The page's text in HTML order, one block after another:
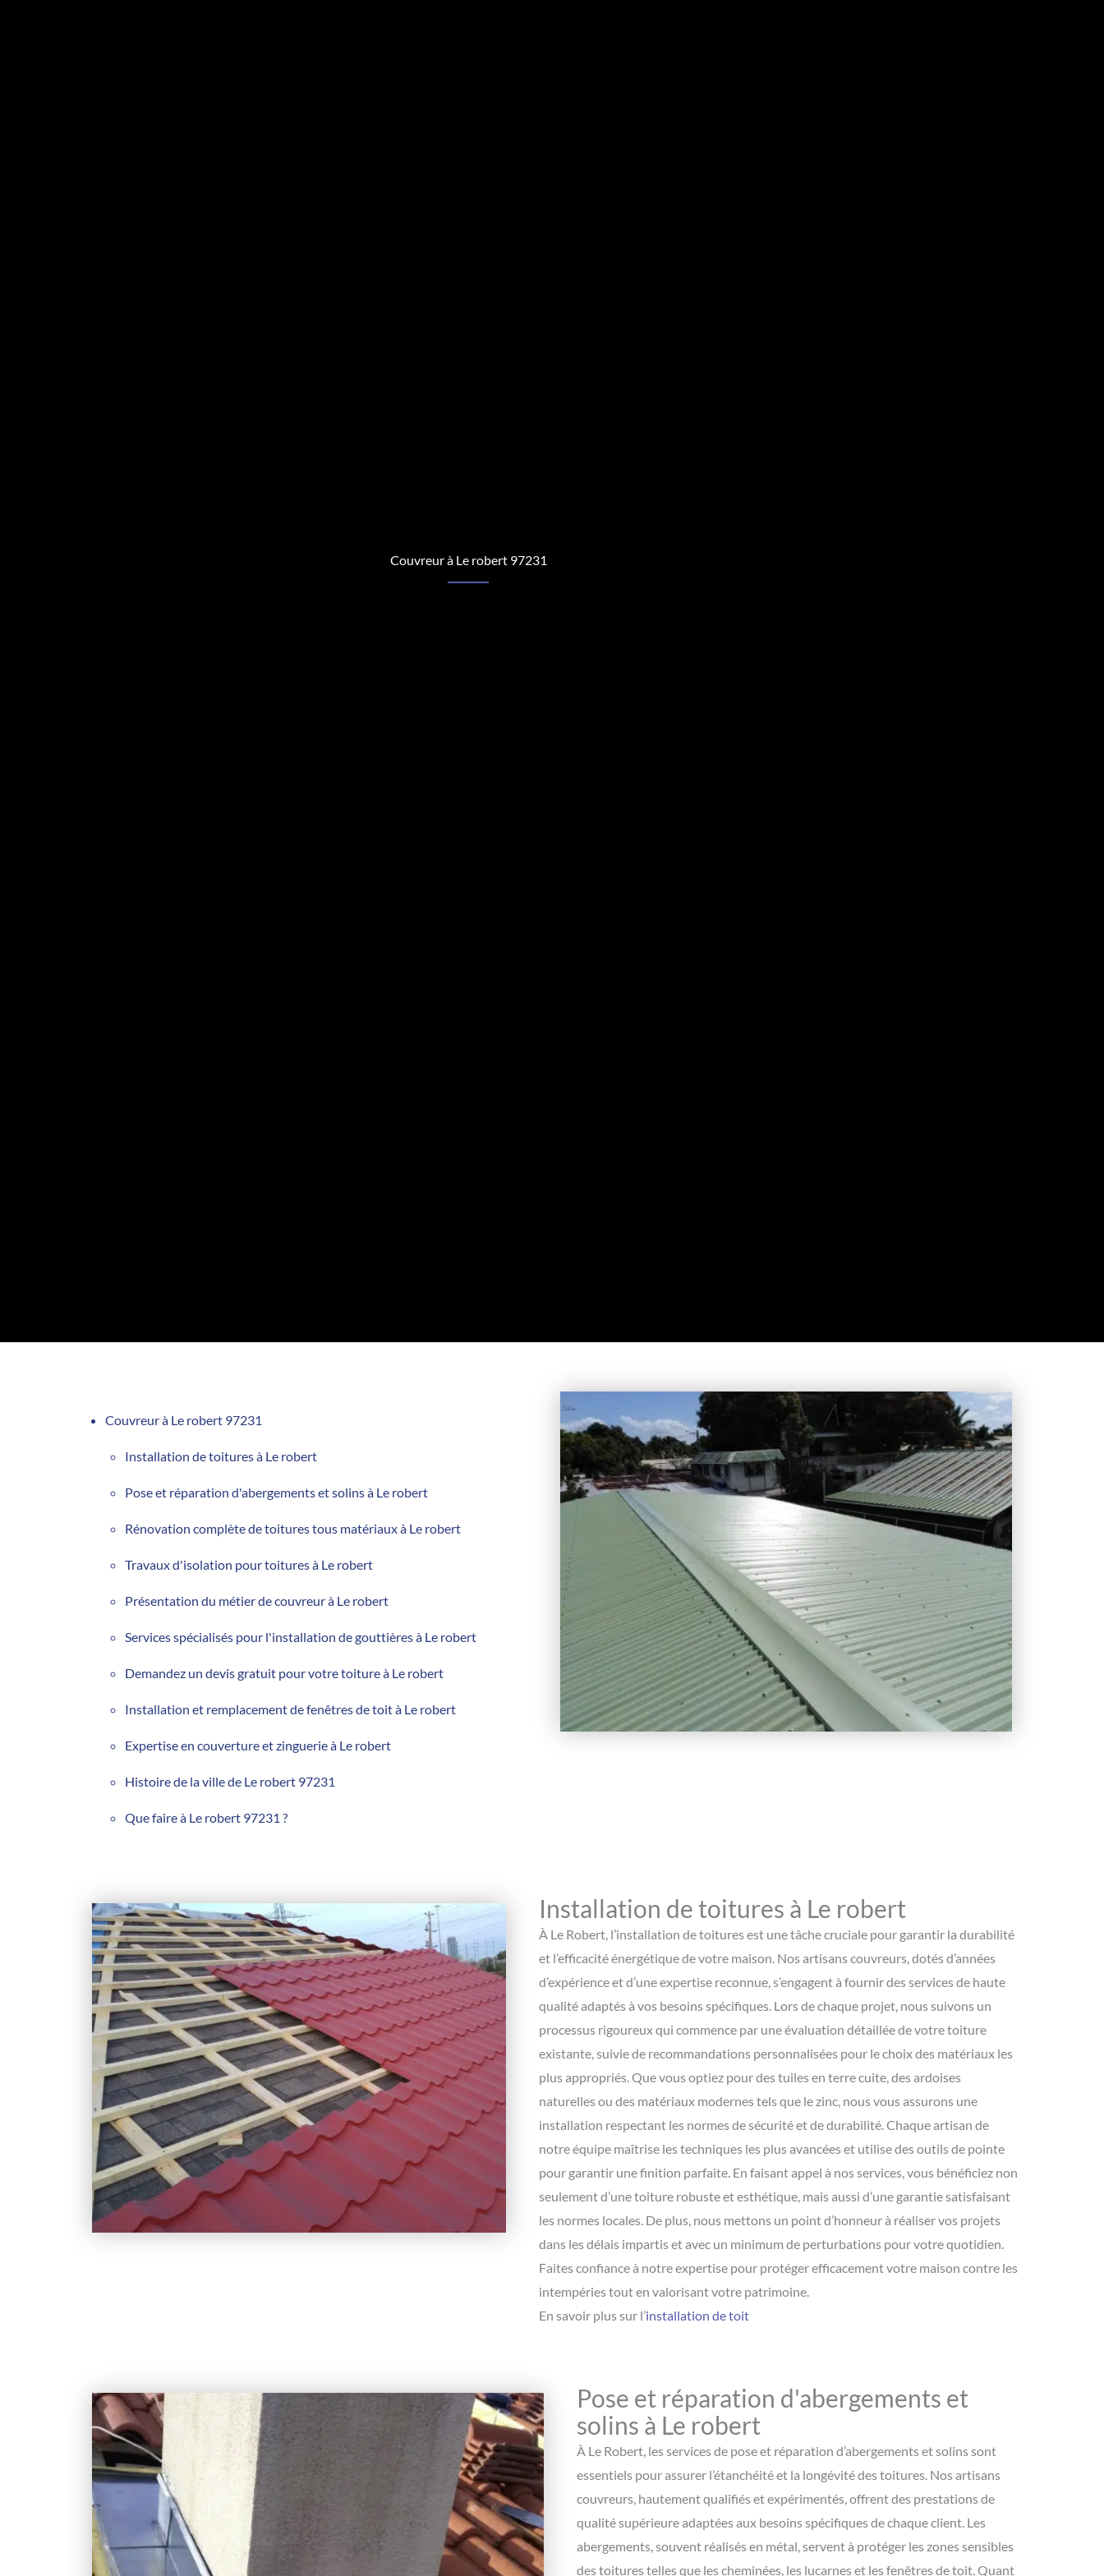
Couvreur à Le robert 97231
Couvreur à Le robert 97231
Installation de toitures à Le robert
Pose et réparation d'abergements et solins à Le robert
Rénovation complète de toitures tous matériaux à Le robert
Travaux d'isolation pour toitures à Le robert
Présentation du métier de couvreur à Le robert
Services spécialisés pour l'installation de gouttières à Le robert
Demandez un devis gratuit pour votre toiture à Le robert
Installation et remplacement de fenêtres de toit à Le robert
Expertise en couverture et zinguerie à Le robert
Histoire de la ville de Le robert 97231
Que faire à Le robert 97231 ?
Installation de toitures à Le robert
À Le Robert, l’installation de toitures est une tâche cruciale pour garantir la durabilité
et l’efficacité énergétique de votre maison. Nos artisans couvreurs, dotés d’années
d’expérience et d’une expertise reconnue, s’engagent à fournir des services de haute
qualité adaptés à vos besoins spécifiques. Lors de chaque projet, nous suivons un
processus rigoureux qui commence par une évaluation détaillée de votre toiture
existante, suivie de recommandations personnalisées pour le choix des matériaux les
plus appropriés. Que vous optiez pour des tuiles en terre cuite, des ardoises
naturelles ou des matériaux modernes tels que le zinc, nous vous assurons une
installation respectant les normes de sécurité et de durabilité. Chaque artisan de
notre équipe maîtrise les techniques les plus avancées et utilise des outils de pointe
pour garantir une finition parfaite. En faisant appel à nos services, vous bénéficiez non
seulement d’une toiture robuste et esthétique, mais aussi d’une garantie satisfaisant
les normes locales. De plus, nous mettons un point d’honneur à réaliser vos projets
dans les délais impartis et avec un minimum de perturbations pour votre quotidien.
Faites confiance à notre expertise pour protéger efficacement votre maison contre les
intempéries tout en valorisant votre patrimoine.
En savoir plus sur l’installation de toit
Pose et réparation d'abergements et
solins à Le robert
À Le Robert, les services de pose et réparation d’abergements et solins sont
essentiels pour assurer l’étanchéité et la longévité des toitures. Nos artisans
couvreurs, hautement qualifiés et expérimentés, offrent des prestations de
qualité supérieure adaptées aux besoins spécifiques de chaque client. Les
abergements, souvent réalisés en métal, servent à protéger les zones sensibles
des toitures telles que les cheminées, les lucarnes et les fenêtres de toit. Quant